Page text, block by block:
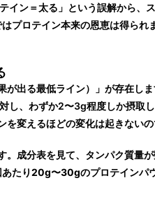
イン＝太る」という誤解から、
プロテイン本来の恩恵は得られ
が出る最低ライン）」が存在し
し、わずか2〜3g程度しか摂取
を変えるほどの変化は起きない
。成分表を見て、タンパク質量
たり20g〜30gのプロテインパ